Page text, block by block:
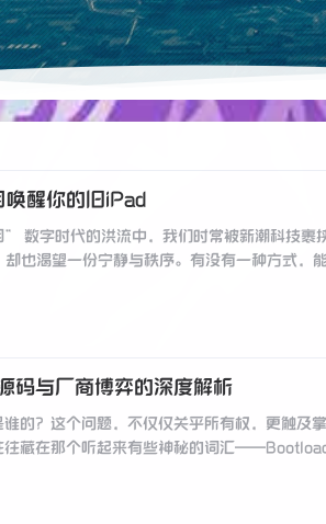
醒你的旧iPad
数字时代的洪流中，我们时常被新潮科技
也渴望一份宁静与秩序。有没有一种方式
码与厂商博弈的深度解析
的？这个问题，不仅仅关乎所有权，更触
往藏在那个听起来有些神秘的词汇